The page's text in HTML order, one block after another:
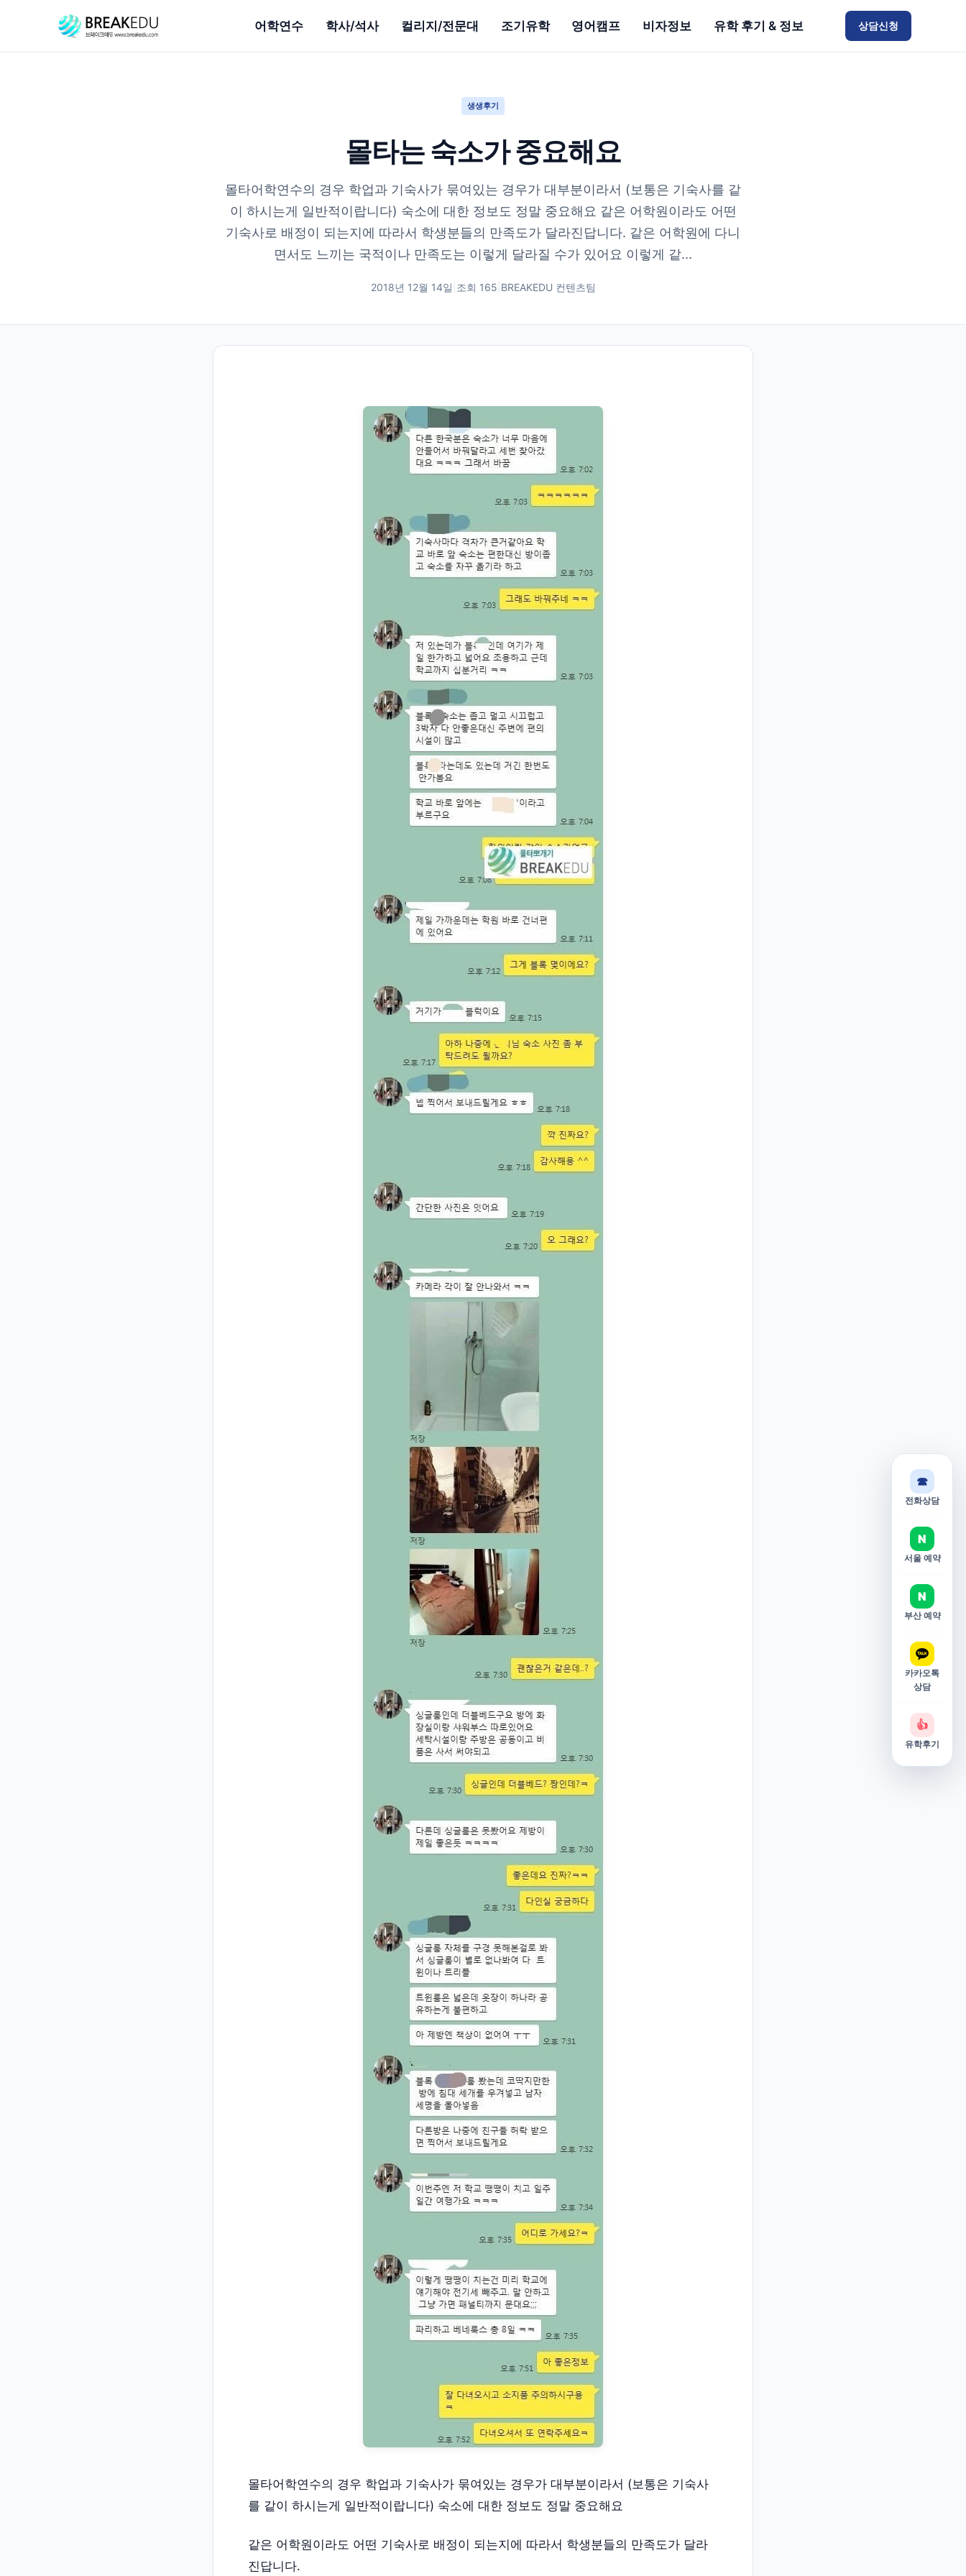
어학연수 학사/석사 컬리지/전문대 조기유학 영어캠프 비자정보 유학 후기 & 정보 상담신청
생생후기
몰타는 숙소가 중요해요
몰타어학연수의 경우 학업과 기숙사가 묶여있는 경우가 대부분이라서 (보통은 기숙사를 같
이 하시는게 일반적이랍니다) 숙소에 대한 정보도 정말 중요해요 같은 어학원이라도 어떤
기숙사로 배정이 되는지에 따라서 학생분들의 만족도가 달라진답니다. 같은 어학원에 다니
면서도 느끼는 국적이나 만족도는 이렇게 달라질 수가 있어요 이렇게 같...
2018년 12월 14일 조회 165 BREAKEDU 컨텐츠팀
몰타어학연수의 경우 학업과 기숙사가 묶여있는 경우가 대부분이라서 (보통은 기숙사
를 같이 하시는게 일반적이랍니다) 숙소에 대한 정보도 정말 중요해요
같은 어학원이라도 어떤 기숙사로 배정이 되는지에 따라서 학생분들의 만족도가 달라
진답니다.
☎
전화상담
N
서울 예약
N
부산 예약
카카오톡
상담
👍
유학후기